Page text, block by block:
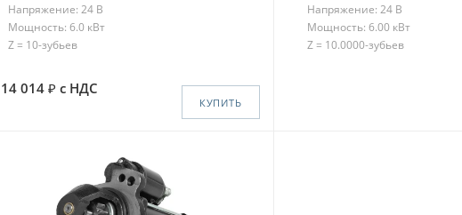
Напряжение: 24 В
Мощность: 6.0 кВт
Z = 10-зубьев
14 014 с НДС
КУПИТЬ
Напряжение: 24 В
Мощность: 6.00 кВт
Z = 10.0000-зубьев